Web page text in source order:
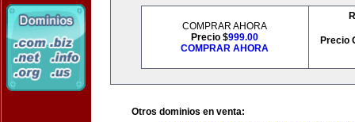
COMPRAR AHORA
Precio $999.00
COMPRAR AHORA
Precio
Otros dominios en venta: